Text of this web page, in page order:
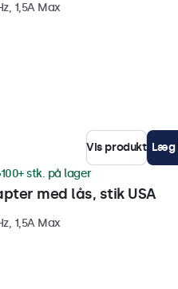
1,5A Max
Vis produkt Læg
med lås, stik USA
100+ stk. på lager
1,5A Max